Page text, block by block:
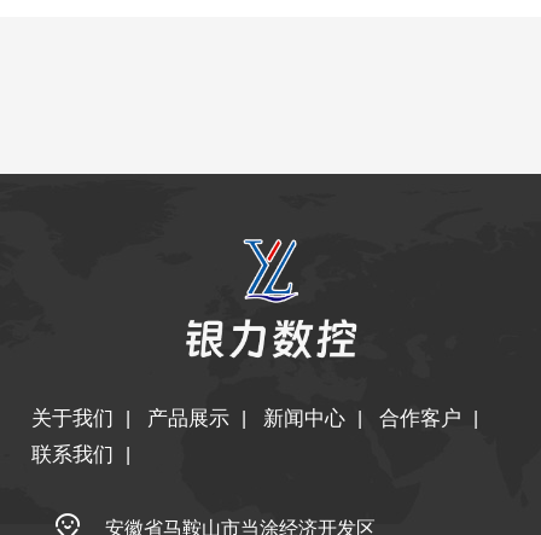
关于我们 产品展示 新闻中心 合作客户
联系我们
安徽省马鞍山市当涂经济开发区